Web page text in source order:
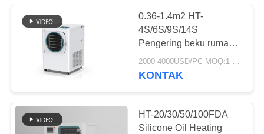
HUBUNGI
KAMI
BERITA
PERMINTAAN
PENAWARAN
Panel Layar
Poliuretan
0.36-1.4m2 HT-
4S/6S/9S/14S
Pengering beku rumah
untuk menjaga segar
2000-4000USD/PC MOQ:1 PC
KONTAK
HT-20/30/50/100FDA
Silicone Oil Heating